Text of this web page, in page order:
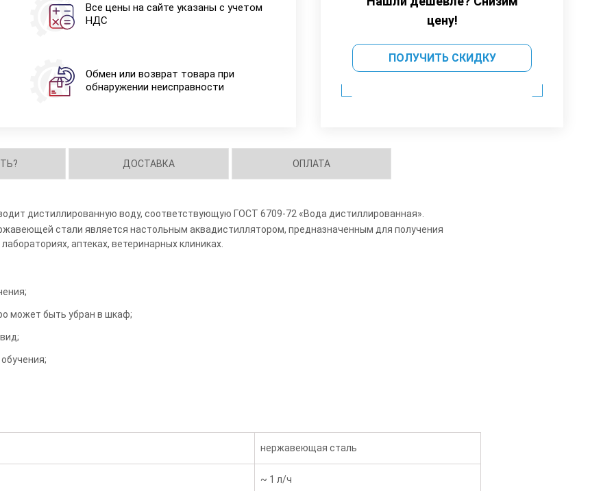
Все цены на сайте указаны с учетом
НДС
Обмен или возврат товара при
обнаружении неисправности
цену!
ПОЛУЧИТЬ СКИДКУ
ДОСТАВКА ОПЛАТА
дистиллированную воду, соответствующую ГОСТ 6709-72 «Вода дистиллированная».
стали является настольным аквадистиллятором, предназначенным для получения
аптеках, ветеринарных клиниках.
может быть убран в шкаф;
нержавеющая сталь
~ 1 л/ч